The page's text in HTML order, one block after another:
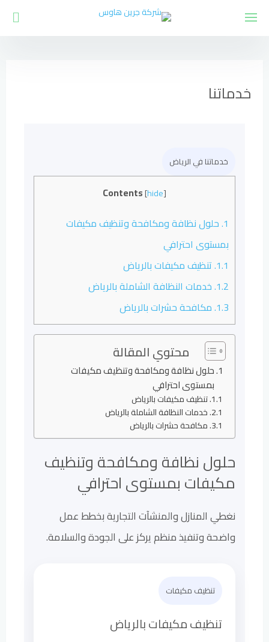
خدماتنا
خدماتنا في الرياض
Contents[hide]
1. حلول نظافة ومكافحة وتنظيف مكيفات
بمستوى احترافي
1.1. تنظيف مكيفات بالرياض
1.2. خدمات النظافة الشاملة بالرياض
1.3. مكافحة حشرات بالرياض
محتوي المقالة
حلول نظافة ومكافحة وتنظيف مكيفات
بمستوى احترافي
تنظيف مكيفات بالرياض
خدمات النظافة الشاملة بالرياض
مكافحة حشرات بالرياض
حلول نظافة ومكافحة وتنظيف
مكيفات بمستوى احترافي
نغطي المنازل والمنشآت التجارية بخطط عمل
واضحة وتنفيذ منظم يركز على الجودة والسلامة.
تنظيف مكيفات
تنظيف مكيفات بالرياض